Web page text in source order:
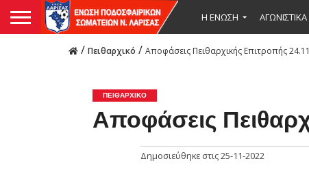
Η ΕΝΩΣΗ ΑΓΩΝΙΣΤΙΚΑ
/ Πειθαρχικό / Αποφάσεις Πειθαρχικής Επιτροπής
ΠΕΙΘΑΡΧΙΚΌ
Αποφάσεις
Δημοσιεύθηκε στις25-11-2022